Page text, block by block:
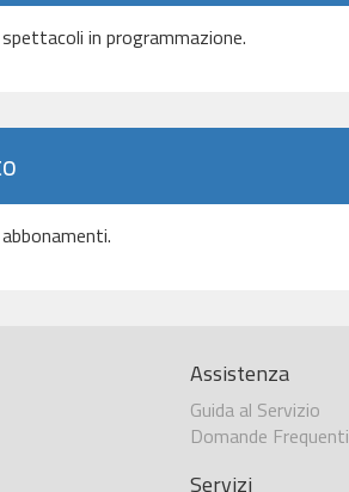
in programmazione.
Assistenza
Guida al Servizio
Domande Frequenti
Servizi